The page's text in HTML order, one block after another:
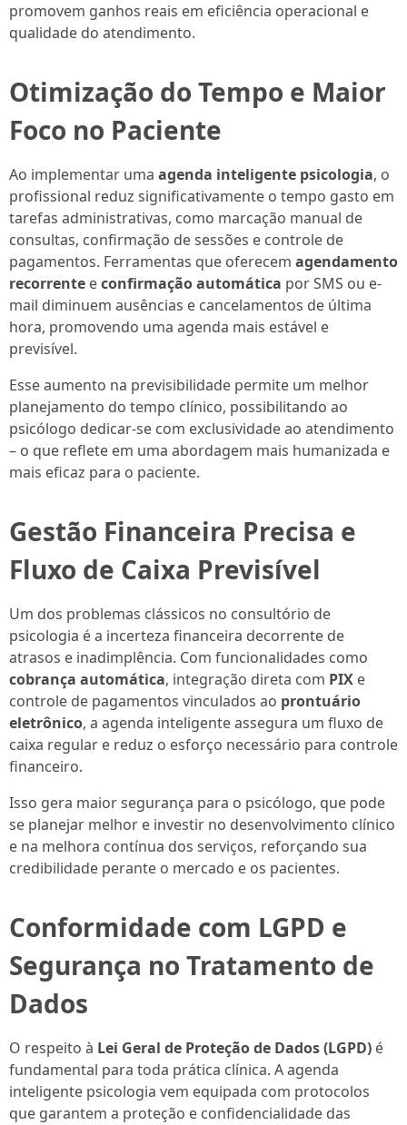
promovem ganhos reais em eficiência operacional e
qualidade do atendimento.
Otimização do Tempo e Maior
Foco no Paciente
Ao implementar uma agenda inteligente psicologia, o
profissional reduz significativamente o tempo gasto em
tarefas administrativas, como marcação manual de
consultas, confirmação de sessões e controle de
pagamentos. Ferramentas que oferecem agendamento
recorrente econfirmação automática por SMS ou e-
mail diminuem ausências e cancelamentos de última
hora, promovendo uma agenda mais estável e
previsível.
Esse aumento na previsibilidade permite um melhor
planejamento do tempo clínico, possibilitando ao
psicólogo dedicar-se com exclusividade ao atendimento
– o que reflete em uma abordagem mais humanizada e
mais eficaz para o paciente.
Gestão Financeira Precisa e
Fluxo de Caixa Previsível
Um dos problemas clássicos no consultório de
psicologia é a incerteza financeira decorrente de
atrasos e inadimplência. Com funcionalidades como
cobrança automática, integração direta com PIX e
controle de pagamentos vinculados ao prontuário
eletrônico, a agenda inteligente assegura um fluxo de
caixa regular e reduz o esforço necessário para controle
financeiro.
Isso gera maior segurança para o psicólogo, que pode
se planejar melhor e investir no desenvolvimento clínico
e na melhora contínua dos serviços, reforçando sua
credibilidade perante o mercado e os pacientes.
Conformidade com LGPD e
Segurança no Tratamento de
Dados
O respeito à Lei Geral de Proteção de Dados (LGPD) é
fundamental para toda prática clínica. A agenda
inteligente psicologia vem equipada com protocolos
que garantem a proteção e confidencialidade das